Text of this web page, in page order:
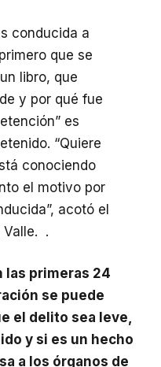
conducida a
que se
libro, que
y por qué fue
es
“Quiere
conociendo
el motivo por
acotó el
Valle. .
las primeras 24
se puede
el delito sea leve,
y si es un hecho
a los órganos de